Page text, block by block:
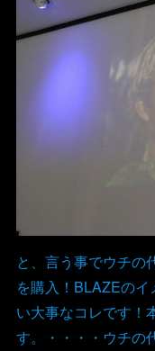
と、言う事でウチの
を購入！BLAZEの
い大事なコレです！
す。・・・・ウチの